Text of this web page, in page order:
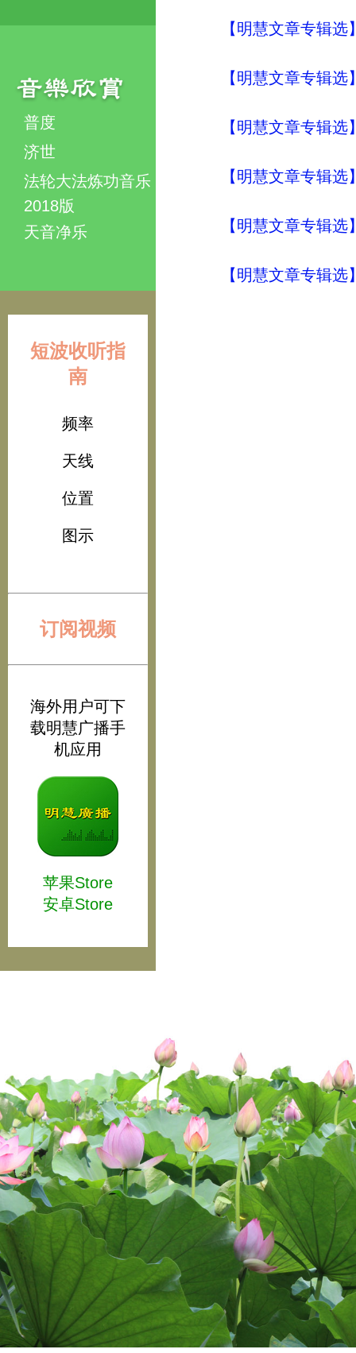
普度
济世
法轮大法炼功音乐
2018版
天音净乐
短波收听指
南
频率
天线
位置
图示
订阅视频
海外用户可下
载明慧广播手
机应用
苹果Store
安卓Store
【明慧文章专辑
【明慧文章专辑
【明慧文章专辑
【明慧文章专辑
【明慧文章专辑
【明慧文章专辑